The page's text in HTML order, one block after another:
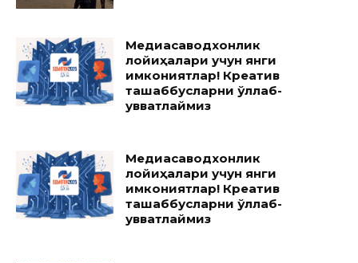
Медиасаводхонлик
лойиҳалари учун янги
имкониятлар! Креатив
ташаббусларни қўллаб-
қувватлаймиз
Медиасаводхонлик
лойиҳалари учун янги
имкониятлар! Креатив
ташаббусларни қўллаб-
қувватлаймиз